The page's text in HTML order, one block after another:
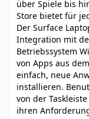
über Spiele bis
Store bietet für
Der Surface
Integration mit
Betriebssystem
von Apps aus
einfach, neue
installieren.
von der
ihren